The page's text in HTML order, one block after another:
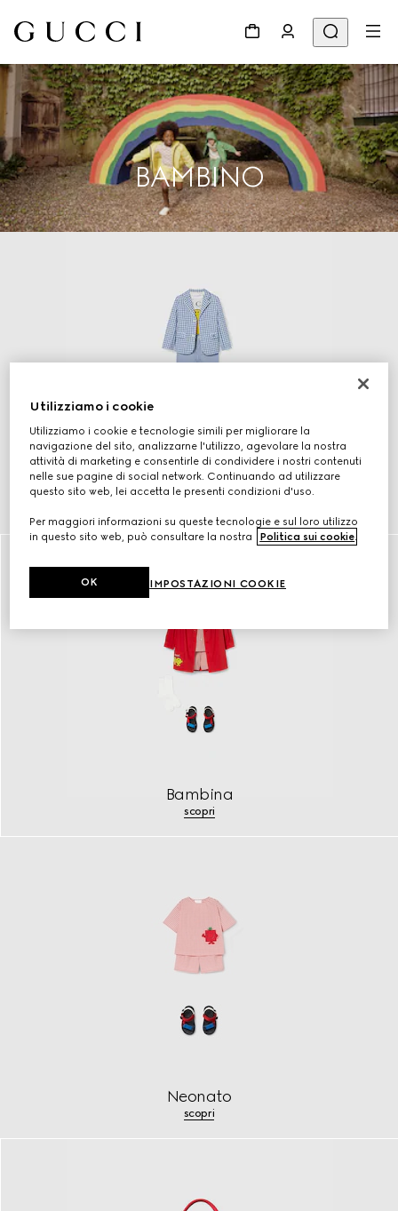
BAMBINO
Bambino
Bambina
scopri
Neonato
scopri
Utilizziamo i cookie
Utilizziamo i cookie e tecnologie simili per migliorare la
navigazione del sito, analizzarne l'utilizzo, agevolare la nostra
attività di marketing e consentirle di condividere i nostri contenuti
nelle sue pagine di social network. Continuando ad utilizzare
questo sito web, lei accetta le presenti condizioni d'uso.
Per maggiori informazioni su queste tecnologie e sul loro utilizzo
in questo sito web, può consultare la nostra
Politica sui cookie.
IMPOSTAZIONI COOKIE
OK